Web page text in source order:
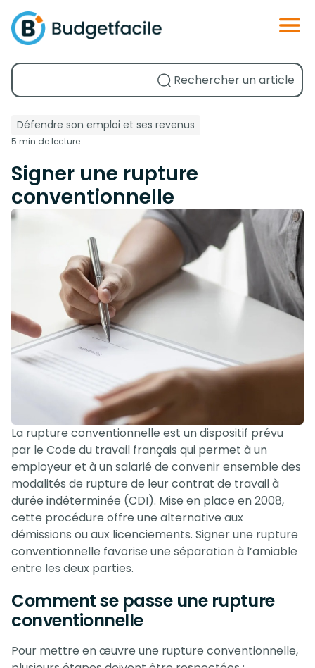
Défendre son emploi et ses revenus
5 min de lecture
Signer une rupture
conventionnelle
La rupture conventionnelle est un dispositif prévu
par le Code du travail français qui permet à un
employeur et à un salarié de convenir ensemble des
modalités de rupture de leur contrat de travail à
durée indéterminée (CDI). Mise en place en 2008,
cette procédure offre une alternative aux
démissions ou aux licenciements. Signer une rupture
conventionnelle favorise une séparation à l’amiable
entre les deux parties.
Comment se passe une rupture
conventionnelle
Pour mettre en œuvre une rupture conventionnelle,